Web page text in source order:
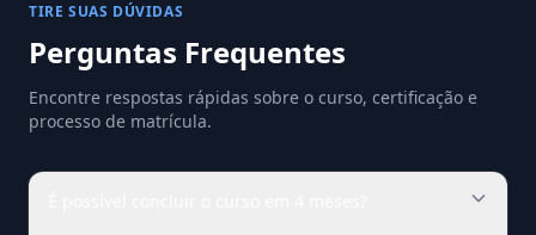
TIRE SUAS DÚVIDAS
Perguntas Frequentes
Encontre respostas rápidas sobre o curso, certificação e
processo de matrícula.